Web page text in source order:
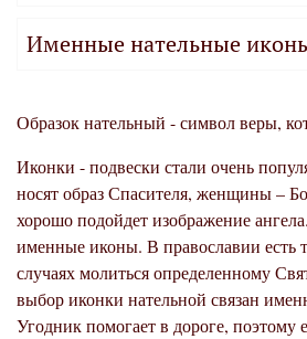
Именные нательные
Образок нательный - символ веры,
Иконки - подвески стали очень
носят образ Спасителя, женщины –
хорошо подойдет изображение
именные иконы. В православии есть
случаях молиться определенному
выбор иконки нательной связан
Угодник помогает в дороге, поэтому